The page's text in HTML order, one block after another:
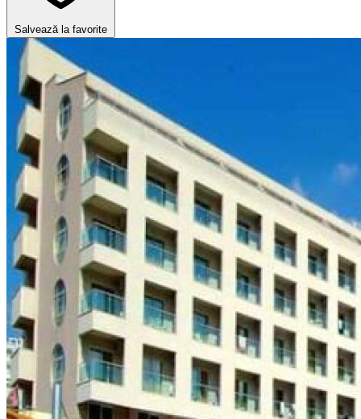
Salvează la favorite